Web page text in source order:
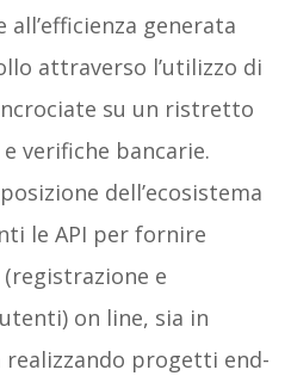
all’efficienza generata
attraverso l’utilizzo di
su un ristretto
verifiche bancarie.
dell’ecosistema
le API per fornire
e
on line, sia in
progetti end-